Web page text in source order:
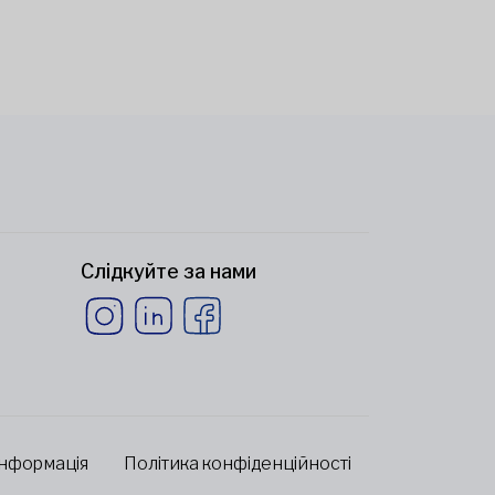
Слідкуйте за нами
Політика конфіденційності